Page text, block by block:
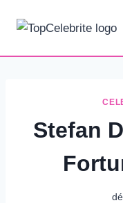
Stefan